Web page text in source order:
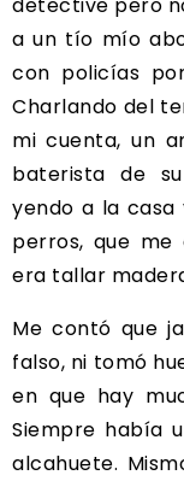
detective pero
a un tío mío
con policías
Charlando del
mi cuenta, un
baterista de
yendo a la
perros, que
era tallar
Me contó que
falso, ni tomó
en que hay
Siempre había
alcahuete.